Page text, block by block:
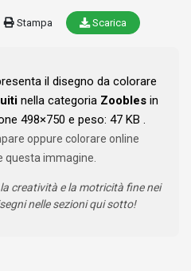
Stampa Scarica
il disegno da colorare
nella categoria Zooblesin
498×750 e peso: 47 KB .
oppure colorare online
questa immagine.
creatività e la motricità fine nei
nelle sezioni qui sotto!